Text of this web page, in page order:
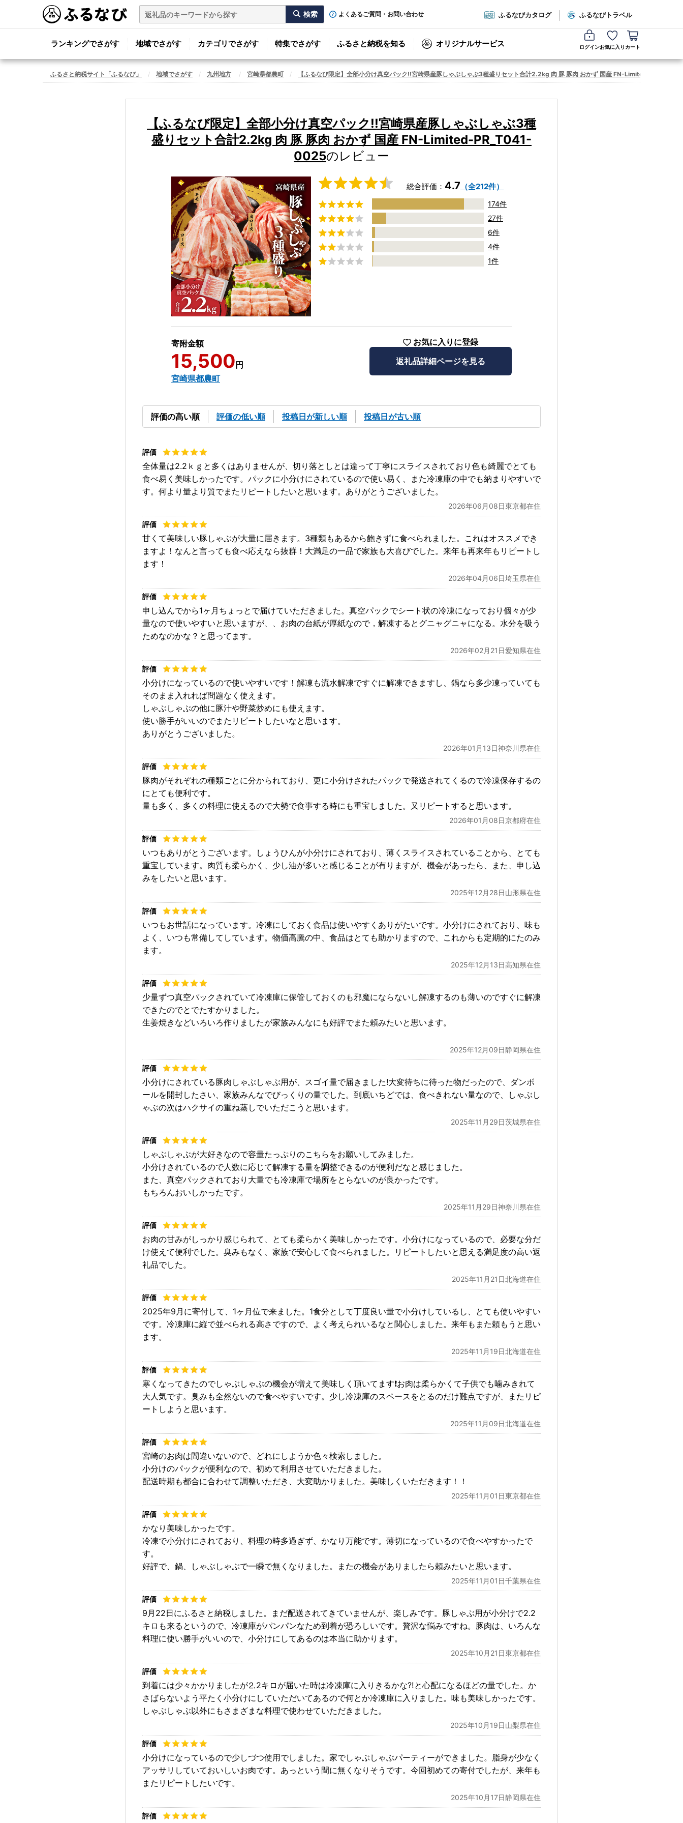
よくあるご質問・お問い合わせ ふるなびカタログ ふるなびトラベル
ランキングでさがす 地域でさがす カテゴリでさがす 特集でさがす ふるさと納税を知る オリジナルサービス ログインお気に入り カート
ふるさと納税サイト「ふるなび」 地域でさがす 九州地方 宮崎県都農町 【ふるなび限定】全部小分け真空パック!!宮崎県産豚しゃぶしゃぶ3種盛りセット合計2.2kg 肉 豚 豚肉 おかず 国産 FN-Limited-PR_T041-
【ふるなび限定】全部小分け真空パック!!宮崎県産豚しゃぶしゃぶ3種
盛りセット合計2.2kg 肉 豚 豚肉 おかず 国産 FN-Limited-PR_T041-
0025のレビュー
総合評価： 4.7 （全212件）
174件
27件
6件
4件
1件
寄附金額
15,500 円
宮崎県都農町
お気に入りに登録
返礼品詳細ページを見る
評価の高い順 評価の低い順 投稿日が新しい順 投稿日が古い順
全体量は2.2ｋｇと多くはありませんが、切り落としとは違って丁寧にスライスされており色も綺麗でとても
食べ易く美味しかったです。パックに小分けにされているので使い易く、また冷凍庫の中でも納まりやすいで
す。何より量より質でまたリピートしたいと思います。ありがとうございました。
2026年06月08日東京都在住
甘くて美味しい豚しゃぶが大量に届きます。3種類もあるから飽きずに食べられました。これはオススメでき
ますよ！なんと言っても食べ応えなら抜群！大満足の一品で家族も大喜びでした。来年も再来年もリピートし
ます！
2026年04月06日埼玉県在住
申し込んでから1ヶ月ちょっとで届けていただきました。真空パックでシート状の冷凍になっており個々が少
量なので使いやすいと思いますが、、お肉の台紙が厚紙なので，解凍するとグニャグニャになる。水分を吸う
ためなのかな？と思ってます。
2026年02月21日愛知県在住
小分けになっているので使いやすいです！解凍も流水解凍ですぐに解凍できますし、鍋なら多少凍っていても
そのまま入れれば問題なく使えます。
しゃぶしゃぶの他に豚汁や野菜炒めにも使えます。
使い勝手がいいのでまたリピートしたいなと思います。
ありがとうございました。
2026年01月13日神奈川県在住
豚肉がそれぞれの種類ごとに分かられており、更に小分けされたパックで発送されてくるので冷凍保存するの
にとても便利です。
量も多く、多くの料理に使えるので大勢で食事する時にも重宝しました。又リピートすると思います。
2026年01月08日京都府在住
いつもありがとうございます。しょうひんが小分けにされており、薄くスライスされていることから、とても
重宝しています。肉質も柔らかく、少し油が多いと感じることが有りますが、機会があったら、また、申し込
みをしたいと思います。
2025年12月28日山形県在住
いつもお世話になっています。冷凍にしておく食品は使いやすくありがたいです。小分けにされており、味も
よく、いつも常備してしています。物価高騰の中、食品はとても助かりますので、これからも定期的にたのみ
ます。
2025年12月13日高知県在住
少量ずつ真空パックされていて冷凍庫に保管しておくのも邪魔にならないし解凍するのも薄いのですぐに解凍
できたのでとでたすかりました。
生姜焼きなどいろいろ作りましたが家族みんなにも好評でまた頼みたいと思います。
2025年12月09日静岡県在住
小分けにされている豚肉しゃぶしゃぶ用が、スゴイ量で届きました!大変待ちに待った物だったので、ダンボ
ールを開封したさい、家族みんなでびっくりの量でした。到底いちどでは、食べきれない量なので、しゃぶし
ゃぶの次はハクサイの重ね蒸しでいただこうと思います。
2025年11月29日茨城県在住
しゃぶしゃぶが大好きなので容量たっぷりのこちらをお願いしてみました。
小分けされているので人数に応じて解凍する量を調整できるのが便利だなと感じました。
また、真空パックされており大量でも冷凍庫で場所をとらないのが良かったです。
もちろんおいしかったです。
2025年11月29日神奈川県在住
お肉の甘みがしっかり感じられて、とても柔らかく美味しかったです。小分けになっているので、必要な分だ
け使えて便利でした。臭みもなく、家族で安心して食べられました。リピートしたいと思える満足度の高い返
礼品でした。
2025年11月21日北海道在住
2025年9月に寄付して、1ヶ月位で来ました。1食分として丁度良い量で小分けしているし、とても使いやすい
です。冷凍庫に縦で並べられる高さですので、よく考えられいるなと関心しました。来年もまた頼もうと思い
ます。
2025年11月19日北海道在住
寒くなってきたのでしゃぶしゃぶの機会が増えて美味しく頂いてます❗️お肉は柔らかくて子供でも噛みきれて
大人気です。臭みも全然ないので食べやすいです。少し冷凍庫のスペースをとるのだけ難点ですが、またリピ
ートしようと思います。
2025年11月09日北海道在住
宮崎のお肉は間違いないので、どれにしようか色々検索しました。
小分けのパックが便利なので、初めて利用させていただきました。
配送時期も都合に合わせて調整いただき、大変助かりました。美味しくいただきます！！
2025年11月01日東京都在住
かなり美味しかったです。
冷凍で小分けにされており、料理の時多過ぎず、かなり万能です。薄切になっているので食べやすかったで
す。
好評で、鍋、しゃぶしゃぶで一瞬で無くなりました。またの機会がありましたら頼みたいと思います。
2025年11月01日千葉県在住
9月22日にふるさと納税しました。まだ配送されてきていませんが、楽しみです。豚しゃぶ用が小分けで2.2
キロも来るというので、冷凍庫がパンパンなため到着が恐ろしいです。贅沢な悩みですね。豚肉は、いろんな
料理に使い勝手がいいので、小分けにしてあるのは本当に助かります。
2025年10月21日東京都在住
到着には少々かかりましたが⒉2キロが届いた時は冷凍庫に入りきるかな⁈と心配になるほどの量でした。か
さばらないよう平たく小分けにしていただいてあるので何とか冷凍庫に入りました。味も美味しかったです。
しゃぶしゃぶ以外にもさまざまな料理で使わせていただきました。
2025年10月19日山梨県在住
小分けになっているので少しづつ使用でしました。家でしゃぶしゃぶパーティーができました。脂身が少なく
アッサリしていておいしいお肉です。あっという間に無くなりそうです。今回初めての寄付でしたが、来年も
またリピートしたいです。
2025年10月17日静岡県在住